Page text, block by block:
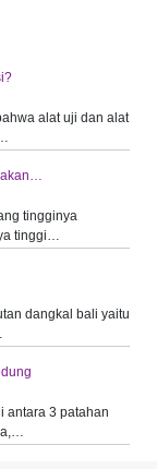
alat uji dan alat
tingginya
tinggi…
dangkal bali yaitu
antara 3 patahan